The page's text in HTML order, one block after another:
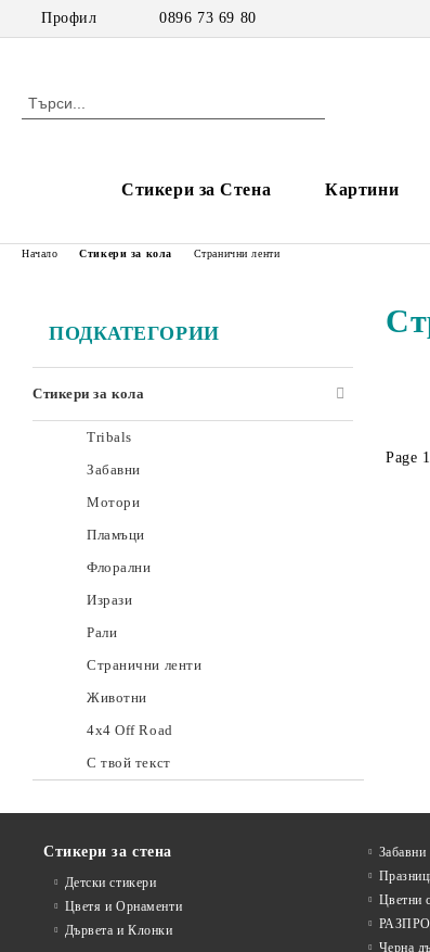
Профил 0896 73 69 80
Стикери за Стена Картини
ПОДКАТЕГОРИИ
Стикери за кола
Tribals
Забавни
Мотори
Пламъци
Флорални
Изрази
Рали
Странични ленти
Животни
4x4 Off Road
С твой текст
Начало Стикери за кола Странични ленти
Page
Стикери за стена
Детски стикери
Цветя и Орнаменти
Дървета и Клонки
Забавни
Цветни
Черна